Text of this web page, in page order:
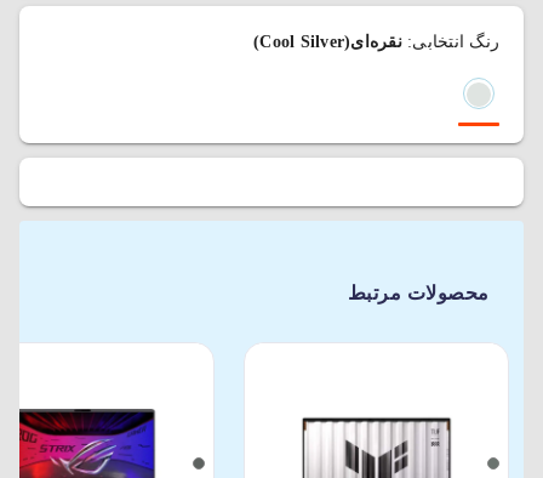
رنگ انتخابی:نقره‌ای(Cool Silver)
محصولات مرتبط